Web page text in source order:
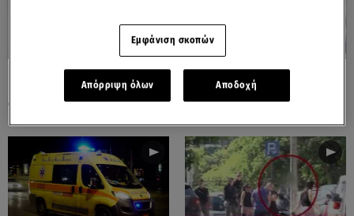
Πόρτο Ράφτη: Bίντεο
Ντοκουμέντο Από Το
Θανατηφόρο Τροχαίο
Πάρος: Τα Διάσπαρτα Φυτίλια
Στο Νησί - Αυτοσχέδιες
Χωματερές
Εμφάνιση σκοπών
Απόρριψη όλων Αποδοχή